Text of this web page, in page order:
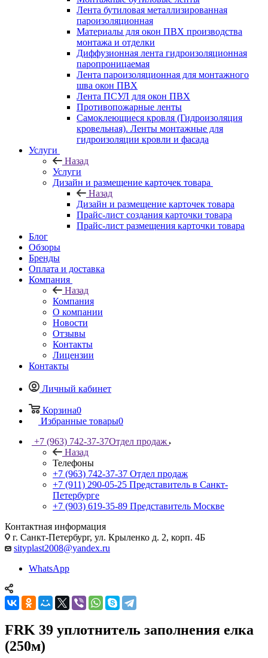
Лента бутиловая металлизированная
пароизоляционная
Материалы для окон ПВХ производства
монтажа и отделки
Диффузионная лента гидроизоляционная
паропроницаемая
Лента пароизоляционная для монтажного
шва окон ПВХ
Лента ПСУЛ для окон ПВХ
Противопожарные ленты
Самоклеющиеся кровля (Гидроизоляция
кровельная). Ленты монтажные для
гидроизоляции кровли и фасада
Услуги
Назад
Услуги
Дизайн и размещение карточек товара
Назад
Дизайн и размещение карточек товара
Прайс-лист создания карточки товара
Прайс-лист размещения карточки товара
Блог
Обзоры
Бренды
Оплата и доставка
Компания
Назад
Компания
О компании
Новости
Отзывы
Контакты
Лицензии
Контакты
Личный кабинет
Корзина0
Избранные товары0
+7 (963) 742-37-37Отдел продаж
Назад
Телефоны
+7 (963) 742-37-37 Отдел продаж
+7 (911) 290-05-25 Представитель в Санкт-
Петербурге
+7 (903) 619-35-89 Представитель Москве
Контактная информация
г. Санкт-Петербург, ул. Крыленко д. 2, корп. 4Б
sityplast2008@yandex.ru
WhatsApp
FRK 39 уплотнитель заполнения елка
(250м)